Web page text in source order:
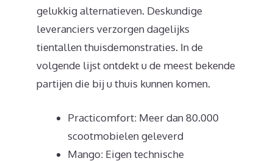
gelukkig alternatieven. Deskundige
leveranciers verzorgen dagelijks
tientallen thuisdemonstraties. In de
volgende lijst ontdekt u de meest bekende
partijen die bij u thuis kunnen komen.
Practicomfort: Meer dan 80.000
scootmobielen geleverd
Mango: Eigen technische